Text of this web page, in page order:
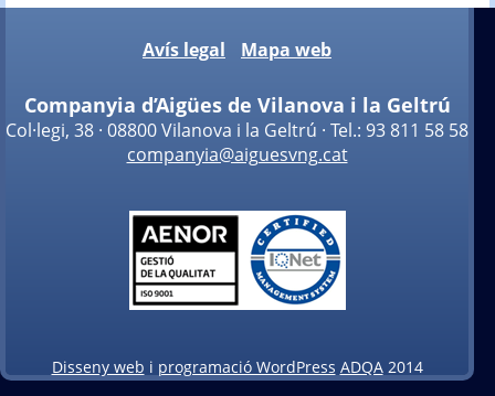
Avís legal Mapa web
Companyia d’Aigües de Vilanova i la Geltrú
Col·legi, 38 · 08800 Vilanova i la Geltrú · Tel.: 93 811 58 58
companyia@aiguesvng.cat
Disseny web i programació WordPress ADQA2014